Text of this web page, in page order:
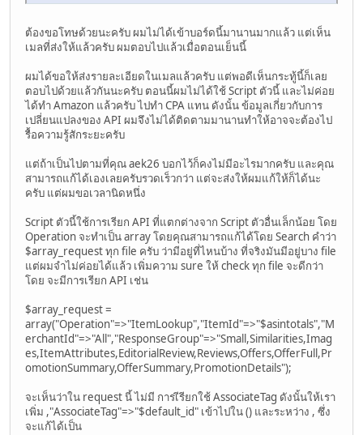
ต้องขอโทษด้วยนะครับ ผมไม่ได้เข้าบอร์ดนี้มานานมากแล้ว แต่เห็น
เมลที่ส่งให้แล้วครับ ผมตอบไปแล้วเมื่อตอนเย็นนี้
ผมได้ขอให้ส่งรายละเอียดในเมลแล้วครับ แต่พอดีเห็นกระทู้นี้ก็เลย
ตอบไปด้วยแล้วกันนะครับ ตอนนี้ผมไม่ได้ใช้ Script ตัวนี้ และไม่ค่อย
ได้ทำ Amazon แล้วครับ ไปทำ CPA แทน ดังนั้น ข้อมูลเกี่ยวกับการ
เปลี่ยนแปลงของ API ผมจึงไม่ได้ติดตามมานานทำให้อาจจะต้องไป
รื้อความรู้สักระยะครับ
แต่ถ้าเป็นไปตามที่คุณ aek26 บอกไว้ก็คงไม่มีอะไรมากครับ และคุณ
สามารถแก้ได้เองเลยครับรวดเร็วกว่า แต่จะส่งให้ผมแก้ให้ก็ได้นะ
ครับ แต่ผมขอเวลานิดหนึ่ง
Script ตัวนี้ใช้การเรียก API ที่แตกต่างจาก Script ตัวอื่นเล็กน้อย โดย
Operation จะทำเป็น array โดยคุณสามารถแก้ได้โดย Search คำว่า
$array_request ทุก file ครับ ว่ามีอยู่ที่ไหนบ้าง ที่จริงมันมีอยู่บาง file
แต่ผมจำไม่ค่อยได้แล้ว เพิ่มความ sure ให้ check ทุก file จะดีกว่า
โดย จะมีการเรียก API เช่น
$array_request =
array("Operation"=>"ItemLookup","ItemId"=>"$asintotals","M
erchantId"=>"All","ResponseGroup"=>"Small,Similarities,Imag
es,ItemAttributes,EditorialReview,Reviews,Offers,OfferFull,Pr
omotionSummary,OfferSummary,PromotionDetails");
จะเห็นว่าใน request นี้ ไม่มี การเีรียกใช้ AssociateTag ดังนั้นให้เรา
เพิ่ม ,"AssociateTag"=>"$default_id" เข้าไปใน () และระหว่าง , ซึ่ง
จะแก้ได้เป็น